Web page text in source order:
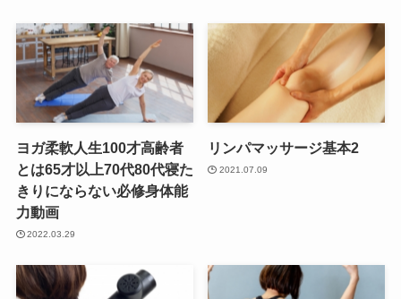
ヨガ柔軟人生100才高齢者
とは65才以上70代80代寝た
きりにならない必修身体能
力動画
2022.03.29
リンパマッサージ基本2
2021.07.09